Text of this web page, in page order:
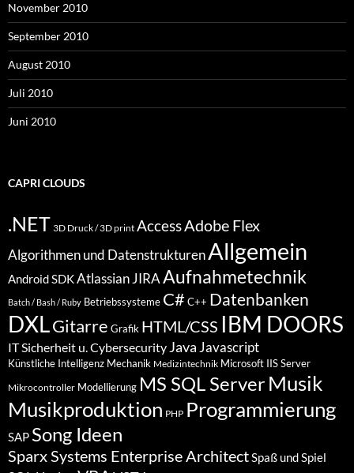
November 2010
September 2010
August 2010
Juli 2010
Juni 2010
CAPRI CLOUDS
.NET 3D Druck / 3D print AccessAdobe Flex
Algorithmen und DatenstrukturenAllgemein
Android SDKAtlassian JIRAAufnahmetechnik
Batch / Bash / Ruby Betriebssysteme C# C++ Datenbanken
DXLGitarre Grafik HTML/CSS IBM DOORS
IT Sicherheit u. Cybersecurity Java Javascript
Künstliche Intelligenz Mechanik Medizintechnik Microsoft IIS Server
Mikrocontroller Modellierung MS SQL Server Musik
Musikproduktion PHP Programmierung
SAP Song Ideen
Sparx Systems Enterprise ArchitectSpaß und Spiel